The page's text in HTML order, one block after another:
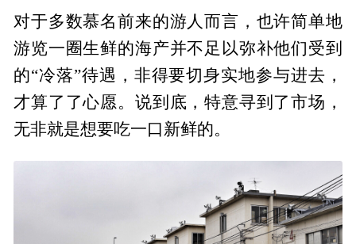
对于多数慕名前来的游人而言，也许简单地
游览一圈生鲜的海产并不足以弥补他们受到
的“冷落”待遇，非得要切身实地参与进去，
才算了了心愿。说到底，特意寻到了市场，
无非就是想要吃一口新鲜的。